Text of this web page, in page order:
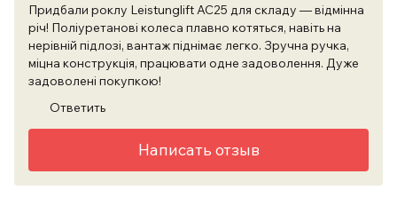
Придбали роклу Leistunglift АС25 для складу — відмінна
річ! Поліуретанові колеса плавно котяться, навіть на
нерівній підлозі, вантаж піднімає легко. Зручна ручка,
міцна конструкція, працювати одне задоволення. Дуже
задоволені покупкою!
Ответить
Написать отзыв